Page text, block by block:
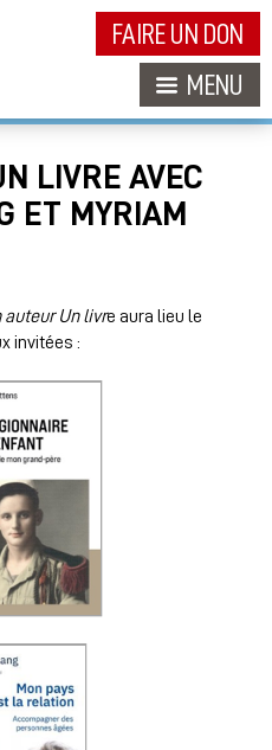
FAIRE UN DON
MENU
LIVRE AVEC
ET MYRIAM
auteur Un livre aura lieu le
invitées :